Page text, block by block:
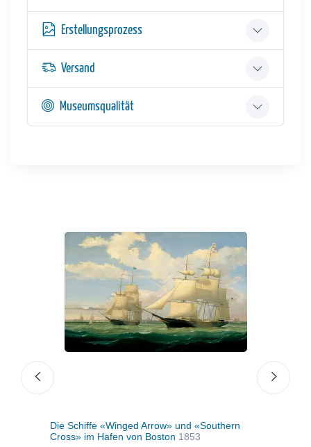
Erstellungsprozess
Versand
Museumsqualität
Die Schiffe «Winged Arrow» und «Southern
Cross» im Hafen von Boston 1853